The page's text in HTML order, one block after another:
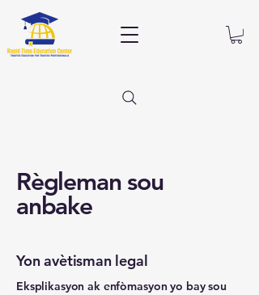
Règleman sou
anbake
Yon avètisman legal
Eksplikasyon ak enfòmasyon yo bay sou